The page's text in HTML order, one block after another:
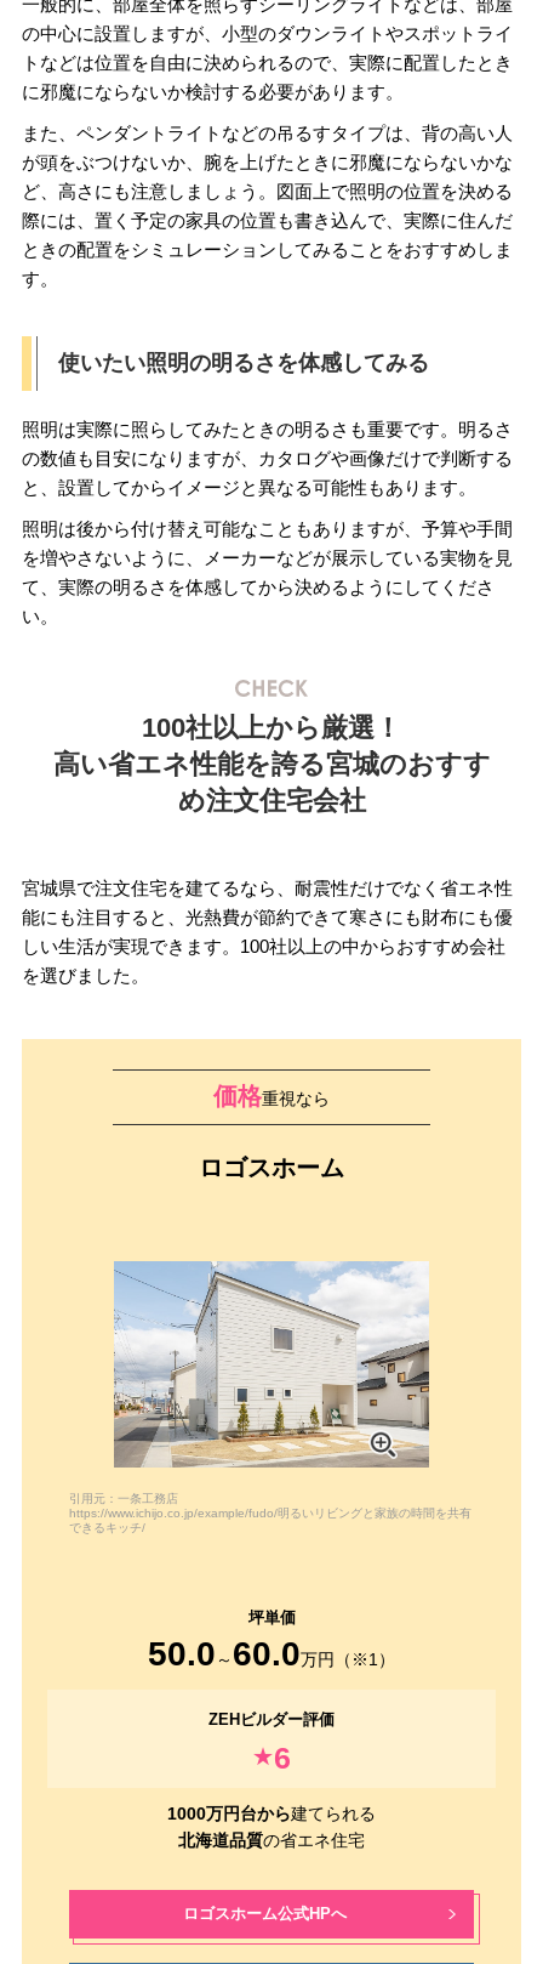
一般的に、部屋全体を照らすシーリングライトなどは、部屋
の中心に設置しますが、小型のダウンライトやスポットライ
トなどは位置を自由に決められるので、実際に配置したとき
に邪魔にならないか検討する必要があります。
また、ペンダントライトなどの吊るすタイプは、背の高い人
が頭をぶつけないか、腕を上げたときに邪魔にならないかな
ど、高さにも注意しましょう。図面上で照明の位置を決める
際には、置く予定の家具の位置も書き込んで、実際に住んだ
ときの配置をシミュレーションしてみることをおすすめしま
す。
使いたい照明の明るさを体感してみる
照明は実際に照らしてみたときの明るさも重要です。明るさ
の数値も目安になりますが、カタログや画像だけで判断する
と、設置してからイメージと異なる可能性もあります。
照明は後から付け替え可能なこともありますが、予算や手間
を増やさないように、メーカーなどが展示している実物を見
て、実際の明るさを体感してから決めるようにしてくださ
い。
100社以上から厳選！
高い省エネ性能を誇る宮城のおすす
め注文住宅会社
宮城県で注文住宅を建てるなら、耐震性だけでなく省エネ性
能にも注目すると、光熱費が節約できて寒さにも財布にも優
しい生活が実現できます。100社以上の中からおすすめ会社
を選びました。
価格重視なら
ロゴスホーム
引用元：一条工務店
https://www.ichijo.co.jp/example/fudo/明るいリビングと家族の時間を共有
できるキッチ/
50.0 ～ 60.0万円（※1）
★6
1000万円台から建てられる
北海道品質の省エネ住宅
ロゴスホーム公式HPへ